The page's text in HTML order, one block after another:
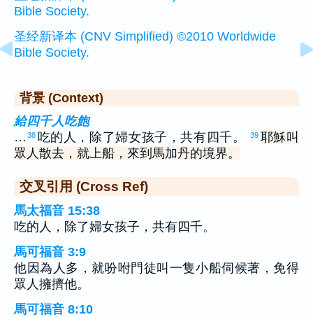
Bible Society.
圣经新译本 (CNV Simplified) ©2010 Worldwide
Bible Society.
背景 (Context)
給四千人吃飽
… 38 吃的人，除了婦女孩子，共有四千。 39 耶穌叫
眾人散去，就上船，來到馬加丹的境界。
交叉引用 (Cross Ref)
馬太福音 15:38
吃的人，除了婦女孩子，共有四千。
馬可福音 3:9
他因為人多，就吩咐門徒叫一隻小船伺候著，免得
眾人擁擠他。
馬可福音 8:10